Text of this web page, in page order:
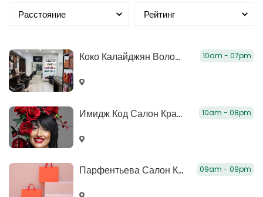
Расстояние Рейтинг
Коко Калайджян Волосы И Уход 10am - 07pm
Имидж Код Салон Красоты 10am - 08pm
Парфентьева Салон Красоты Ереван 09am - 09pm